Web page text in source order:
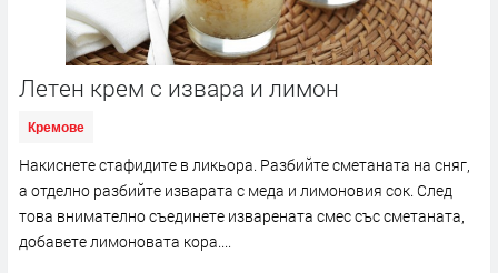
Летен крем с извара и лимон
Кремове
Накиснете стафидите в ликьора. Разбийте сметаната на сняг,
а отделно разбийте изварата с меда и лимоновия сок. След
това внимателно съединете изварената смес със сметаната,
добавете лимоновата кора....